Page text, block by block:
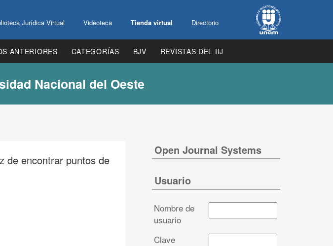
Jurídica Virtual Videoteca Tienda virtual Directorio
ANTERIORES CATEGORÍAS BJV REVISTAS DEL IIJ
Nacional del Oeste
de encontrar puntos de
Open Journal Systems
Usuario
Nombre de
usuario
Clave